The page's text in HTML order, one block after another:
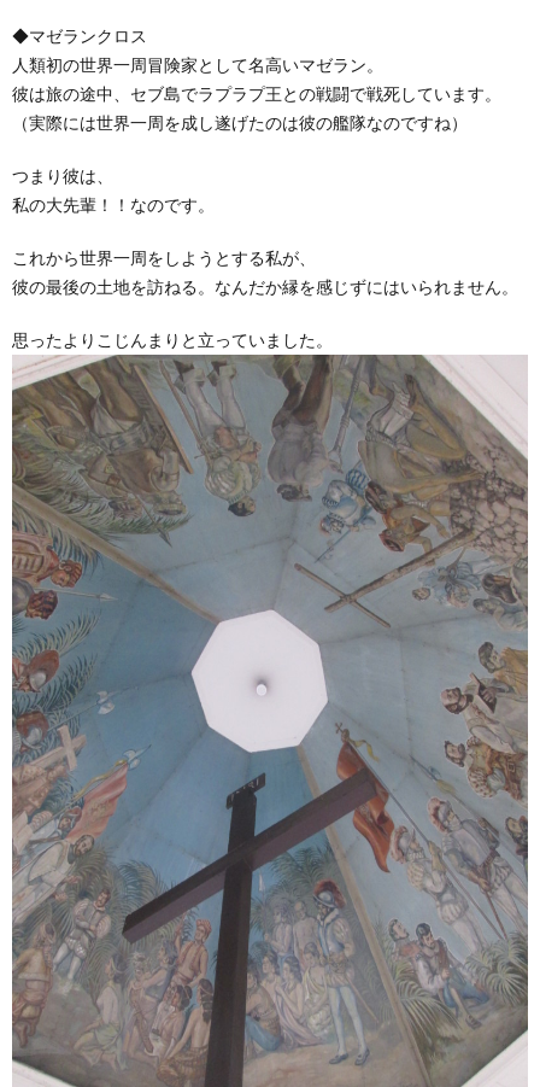
◆マゼランクロス
人類初の世界一周冒険家として名高いマゼラン。
彼は旅の途中、セブ島でラプラプ王との戦闘で戦死しています。
（実際には世界一周を成し遂げたのは彼の艦隊なのですね）
つまり彼は、
私の大先輩！！なのです。
これから世界一周をしようとする私が、
彼の最後の土地を訪ねる。なんだか縁を感じずにはいられません。
思ったよりこじんまりと立っていました。